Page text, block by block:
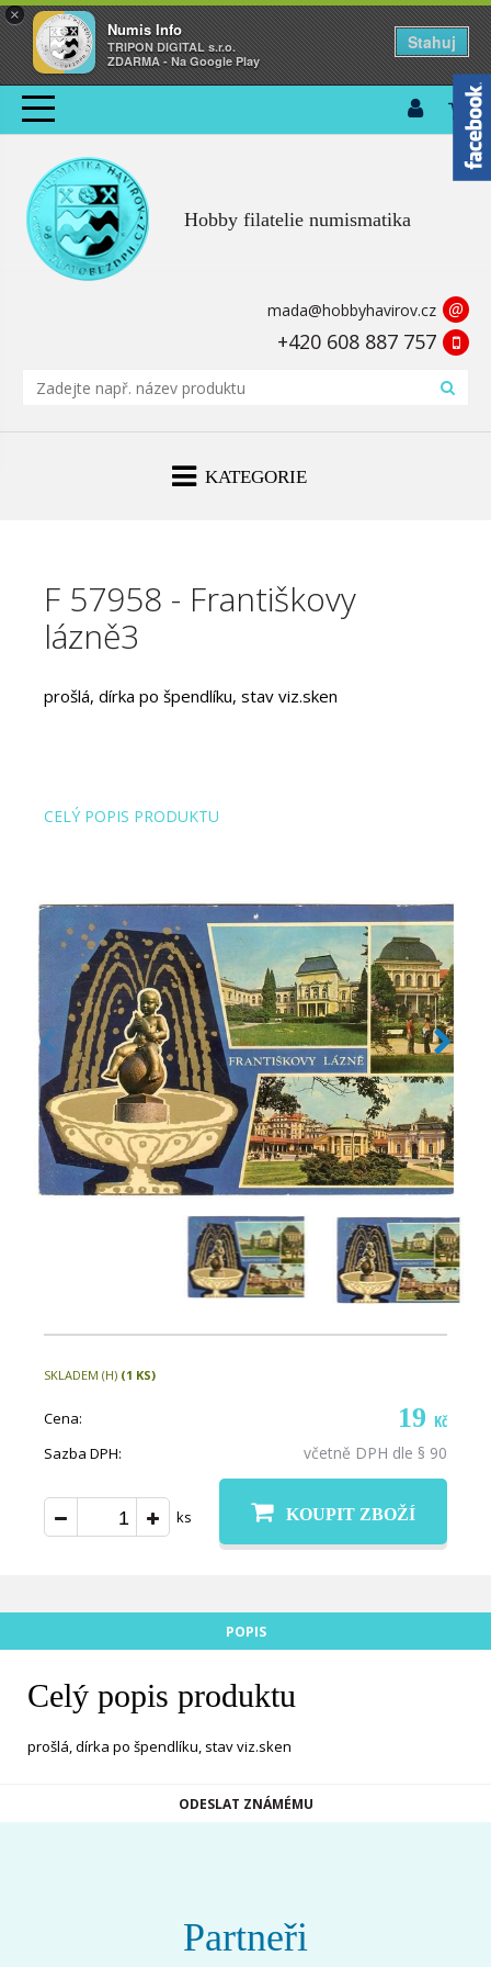
×
Numis Info
TRIPON DIGITAL s.r.o.
ZDARMA - Na Google Play
Stahuj
Hobby filatelie numismatika
mada@hobbyhavirov.cz @
+420 608 887 757
KATEGORIE
F 57958 - Františkovy
lázně3
prošlá, dírka po špendlíku, stav viz.sken
CELÝ POPIS PRODUKTU
SKLADEM (H) (1 KS)
Cena: 19 Kč
Sazba DPH: včetně DPH dle § 90
ks KOUPIT ZBOŽÍ
POPIS
Celý popis produktu
prošlá, dírka po špendlíku, stav viz.sken
ODESLAT ZNÁMÉMU
Partneři